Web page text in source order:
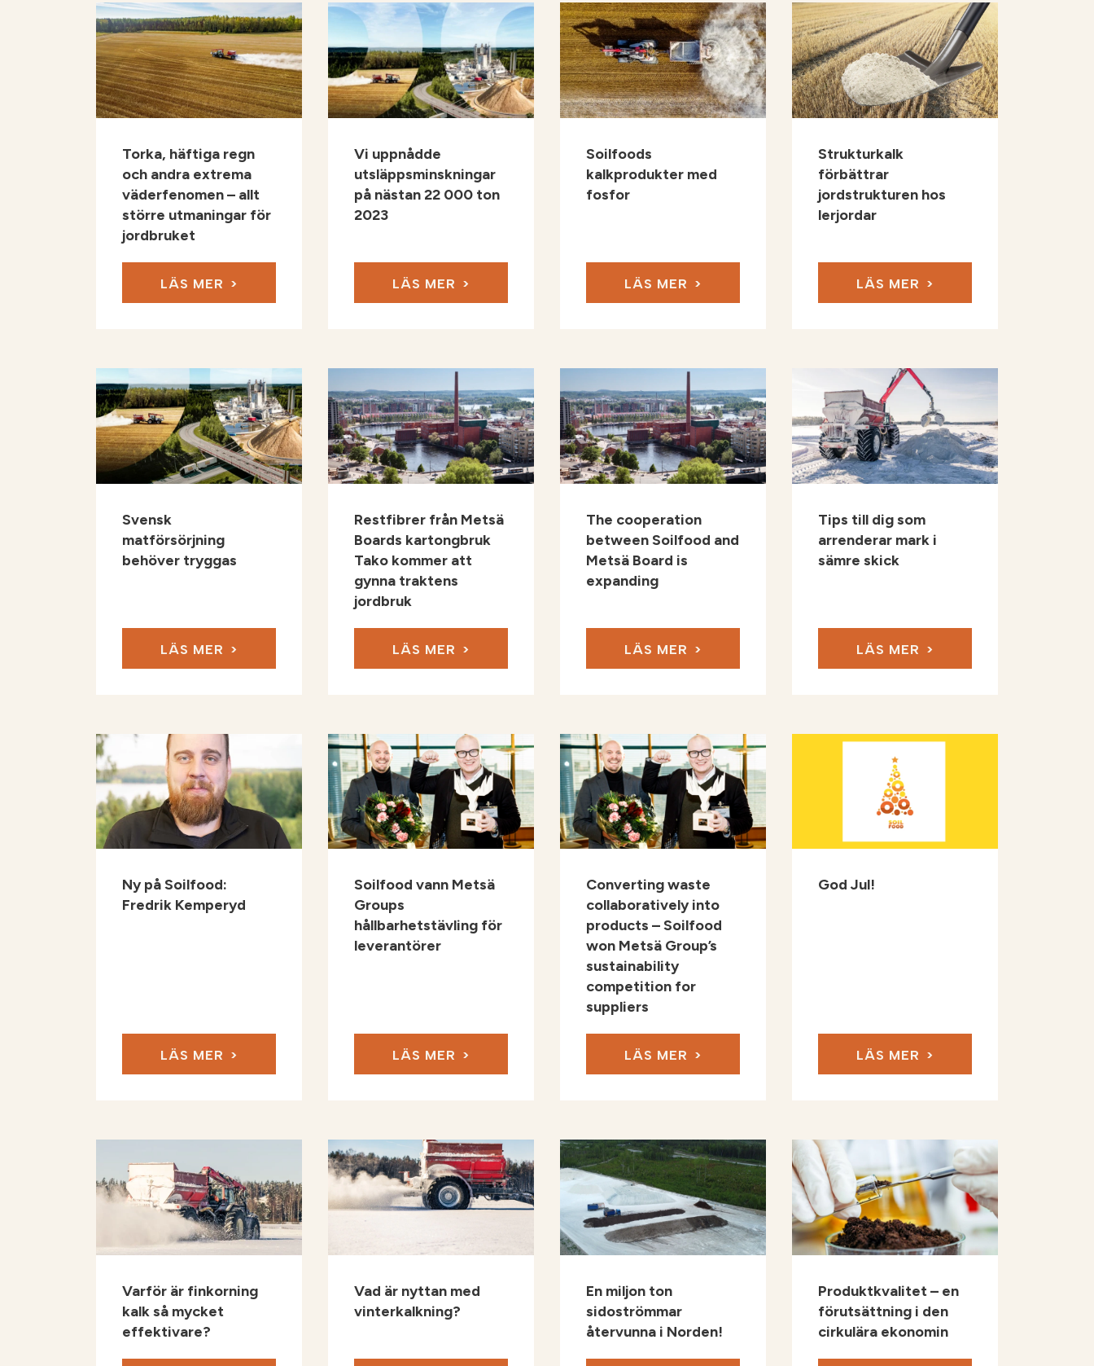
Torka, häftiga regn
och andra extrema
väderfenomen – allt
större utmaningar för
jordbruket
LÄS MER
Vi uppnådde
utsläppsminskningar
på nästan 22 000 ton
2023
LÄS MER
Soilfoods
kalkprodukter med
fosfor
LÄS MER
Strukturkalk
förbättrar
jordstrukturen hos
lerjordar
LÄS MER
Svensk
matförsörjning
behöver tryggas
LÄS MER
Restfibrer från Metsä
Boards kartongbruk
Tako kommer att
gynna traktens
jordbruk
LÄS MER
The cooperation
between Soilfood and
Metsä Board is
expanding
LÄS MER
Tips till dig som
arrenderar mark i
sämre skick
LÄS MER
Ny på Soilfood:
Fredrik Kemperyd
LÄS MER
Soilfood vann Metsä
Groups
hållbarhetstävling för
leverantörer
LÄS MER
Converting waste
collaboratively into
products – Soilfood
won Metsä Group’s
sustainability
competition for
suppliers
LÄS MER
God Jul!
LÄS MER
Varför är finkorning
kalk så mycket
effektivare?
Vad är nyttan med
vinterkalkning?
En miljon ton
sidoströmmar
återvunna i Norden!
Produktkvalitet – en
förutsättning i den
cirkulära ekonomin